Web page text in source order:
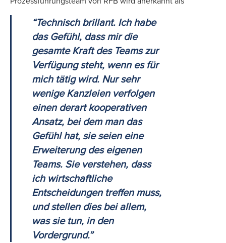
“Technisch brillant. Ich habe
das Gefühl, dass mir die
gesamte Kraft des Teams zur
Verfügung steht, wenn es für
mich tätig wird. Nur sehr
wenige Kanzleien verfolgen
einen derart kooperativen
Ansatz, bei dem man das
Gefühl hat, sie seien eine
Erweiterung des eigenen
Teams. Sie verstehen, dass
ich wirtschaftliche
Entscheidungen treffen muss,
und stellen dies bei allem,
was sie tun, in den
Vordergrund.”